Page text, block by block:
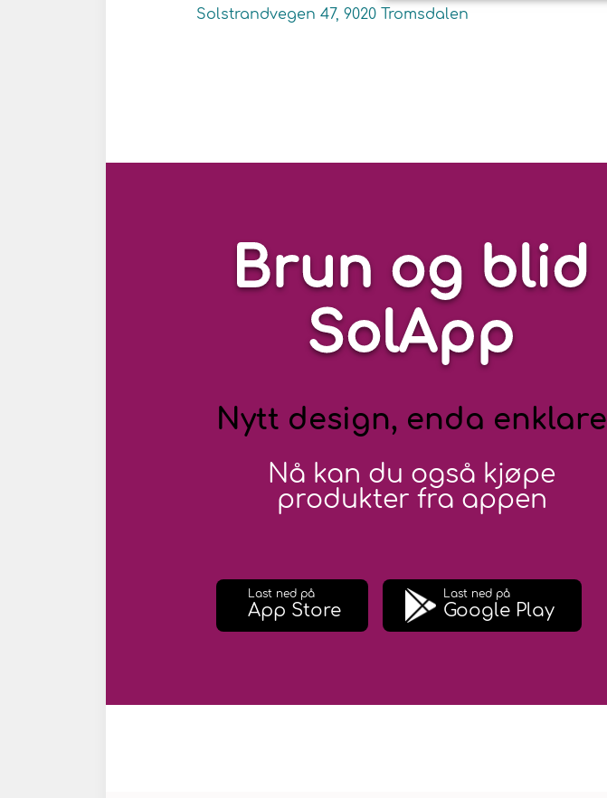
Solstrandvegen 47, 9020 Tromsdalen
Brun og blid
SolApp
Nytt design, enda enklare
Nå kan du også kjøpe
produkter fra appen
Last ned på
App Store
Last ned på
Google Play